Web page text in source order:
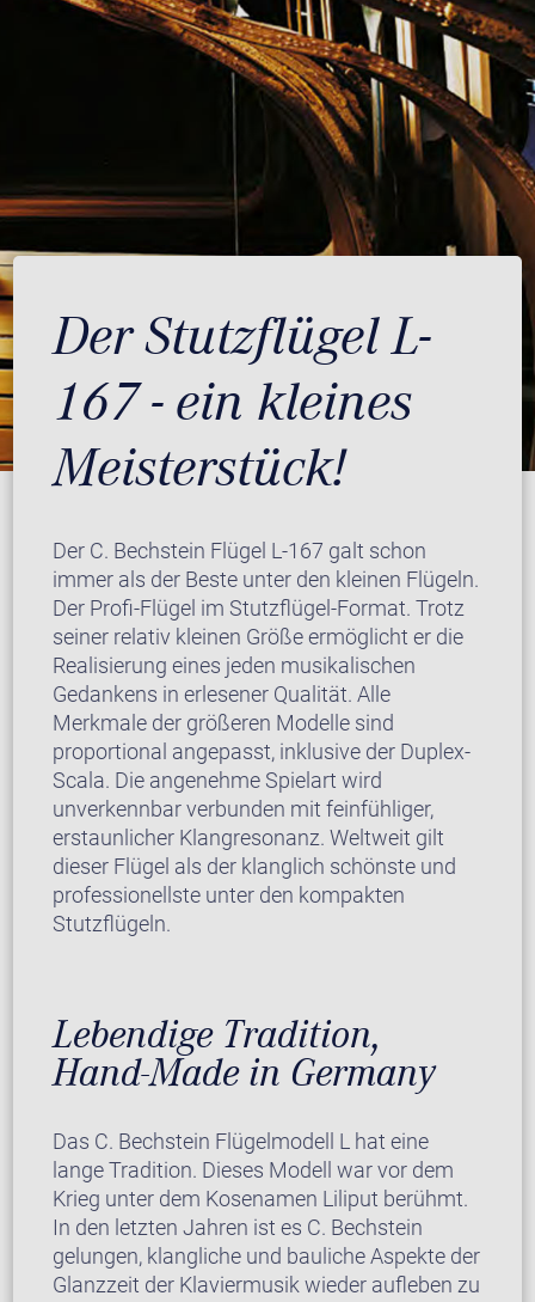
Der Stutzflügel L-
167 - ein kleines
Meisterstück!
Der C. Bechstein Flügel L-167 galt schon
immer als der Beste unter den kleinen Flügeln.
Der Profi-Flügel im Stutzflügel-Format. Trotz
seiner relativ kleinen Größe ermöglicht er die
Realisierung eines jeden musikalischen
Gedankens in erlesener Qualität. Alle
Merkmale der größeren Modelle sind
proportional angepasst, inklusive der Duplex-
Scala. Die angenehme Spielart wird
unverkennbar verbunden mit feinfühliger,
erstaunlicher Klangresonanz. Weltweit gilt
dieser Flügel als der klanglich schönste und
professionellste unter den kompakten
Stutzflügeln.
Lebendige Tradition,
Hand-Made in Germany
Das C. Bechstein Flügelmodell L hat eine
lange Tradition. Dieses Modell war vor dem
Krieg unter dem Kosenamen Liliput berühmt.
In den letzten Jahren ist es C. Bechstein
gelungen, klangliche und bauliche Aspekte der
Glanzzeit der Klaviermusik wieder aufleben zu